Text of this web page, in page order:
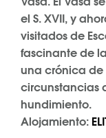
el S. XVII, y
visitados de
fascinante de
una crónica
circunstancias
hundimiento.
Alojamiento: